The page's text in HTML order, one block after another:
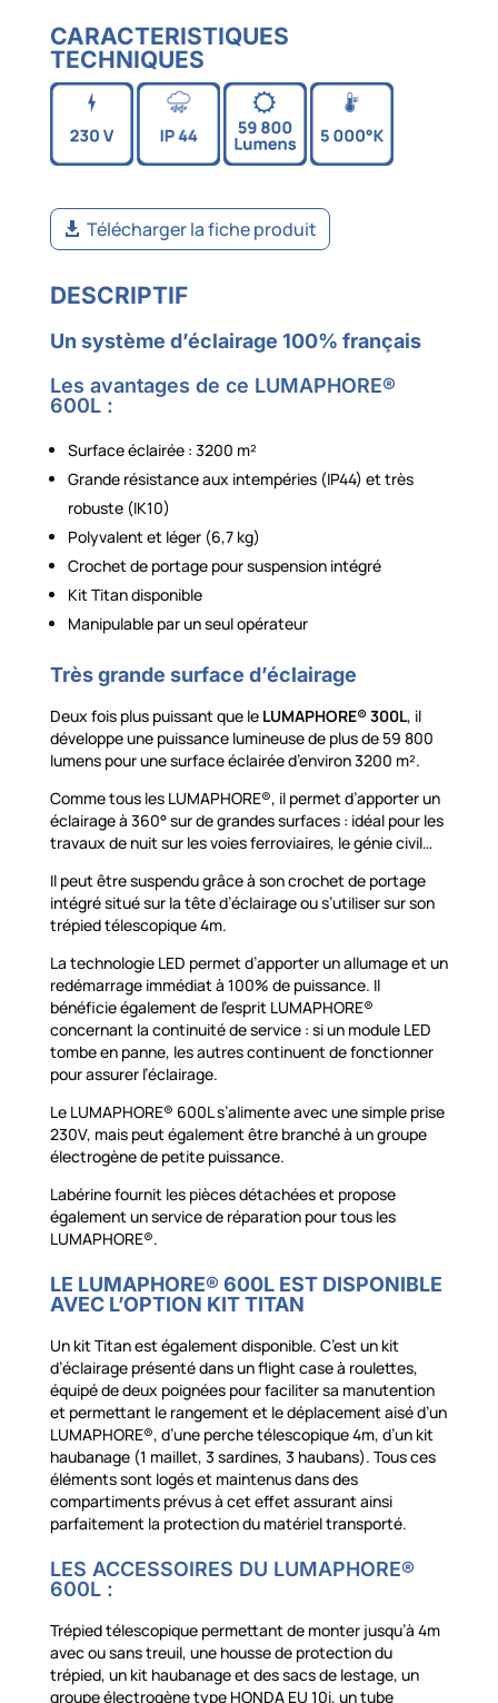
CARACTERISTIQUES
TECHNIQUES
Télécharger la fiche produit
DESCRIPTIF
Un système d’éclairage 100% français
Les avantages de ce LUMAPHORE®
600L :
Surface éclairée : 3200 m²
Grande résistance aux intempéries (IP44) et très
robuste (IK10)
Polyvalent et léger (6,7 kg)
Crochet de portage pour suspension intégré
Kit Titan disponible
Manipulable par un seul opérateur
Très grande surface d’éclairage
Deux fois plus puissant que leLUMAPHORE® 300L, il
développe une puissance lumineuse de plus de 59 800
lumens pour une surface éclairée d’environ 3200 m².
Comme tous les LUMAPHORE®, il permet d’apporter un
éclairage à 360° sur de grandes surfaces : idéal pour les
travaux de nuit sur les voies ferroviaires, le génie civil…
Il peut être suspendu grâce à son crochet de portage
intégré situé sur la tête d’éclairage ou s’utiliser sur son
trépied télescopique 4m.
La technologie LED permet d’apporter un allumage et un
redémarrage immédiat à 100% de puissance. Il
bénéficie également de l’esprit LUMAPHORE®
concernant la continuité de service : si un module LED
tombe en panne, les autres continuent de fonctionner
pour assurer l’éclairage.
Le LUMAPHORE® 600L s’alimente avec une simple prise
230V, mais peut également être branché à un groupe
électrogène de petite puissance.
Labérine fournit les pièces détachées et propose
également un service de réparation pour tous les
LUMAPHORE®.
LE LUMAPHORE® 600L EST DISPONIBLE
AVEC L’OPTION KIT TITAN
Un kit Titan est également disponible. C’est un kit
d’éclairage présenté dans un flight case à roulettes,
équipé de deux poignées pour faciliter sa manutention
et permettant le rangement et le déplacement aisé d’un
LUMAPHORE®, d’une perche télescopique 4m, d’un kit
haubanage (1 maillet, 3 sardines, 3 haubans). Tous ces
éléments sont logés et maintenus dans des
compartiments prévus à cet effet assurant ainsi
parfaitement la protection du matériel transporté.
LES ACCESSOIRES DU LUMAPHORE®
600L :
Trépied télescopique permettant de monter jusqu’à 4m
avec ou sans treuil, une housse de protection du
trépied, un kit haubanage et des sacs de lestage, un
groupe électrogène type HONDA EU 10i, un tube